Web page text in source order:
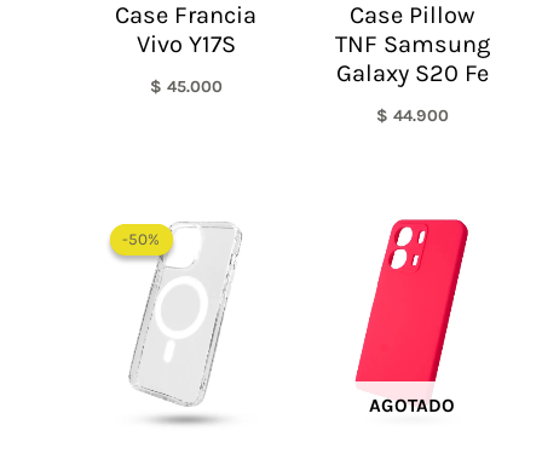
Case Francia
Vivo Y17S
$ 45.000
Case Pillow
TNF Samsung
Galaxy S20 Fe
$ 44.900
-50%
-50%
de
precios:
desde
$ 30.000
hasta
AGOTADO